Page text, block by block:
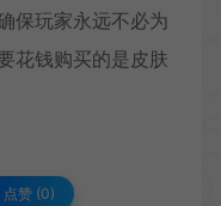
保玩家永远不必为
花钱购买的是皮肤
点赞 (0)